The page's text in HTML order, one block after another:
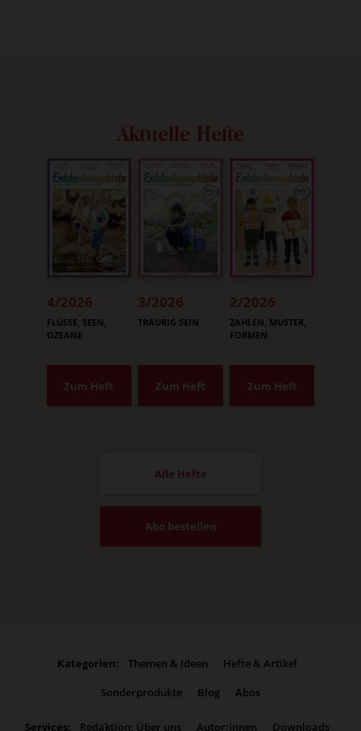
Aktuelle Hefte
4/2026
:
FLÜSSE, SEEN,
OZEANE
Zum Heft
3/2026
:
TRAURIG SEIN
Zum Heft
2/2026
:
ZAHLEN, MUSTER,
FORMEN
Zum Heft
Alle Hefte
Abo bestellen
Kategorien: Themen & Ideen
Hefte & Artikel
Sonderprodukte
Blog Abos
Services: Redaktion: Über uns Autor:innen Downloads